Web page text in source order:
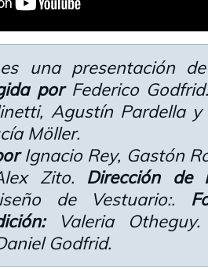
es una presentación
porFederico
Agustín Pardella
Möller.
Ignacio Rey, Gastón
Zito. Dirección de
de Vestuario:.
Valeria Otheguy.
Godfrid.